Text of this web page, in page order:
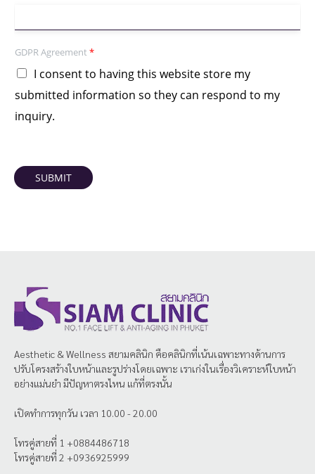
GDPR Agreement *
I consent to having this website store my
submitted information so they can respond to my
inquiry.
SUBMIT
Aesthetic & Wellness สยามคลินิก คือคลินิกที่เน้นเฉพาะทางด้านการ
ปรับโครงสร้างใบหน้าและรูปร่างโดยเฉพาะ เราเก่งในเรื่องวิเคราะห์ใบหน้า
อย่างแม่นยำ มีปัญหาตรงไหน แก้ที่ตรงนั้น
เปิดทำการทุกวัน เวลา 10.00 - 20.00
โทรคู่สายที่ 1 +0884486718
โทรคู่สายที่ 2 +0936925999